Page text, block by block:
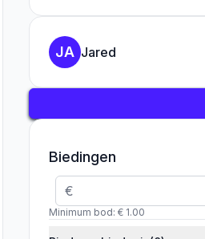
JA Jared
Biedingen
€
Minimum bod: € 1.00